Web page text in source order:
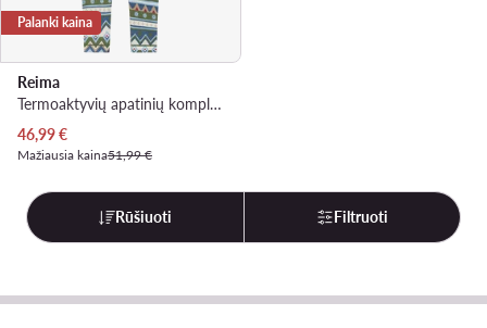
Palanki kaina
Reima
Termoaktyvių apatinių komplektas · Spalvota
Dabartinė kaina
46,99€
Mažiausia kaina51,99 €
Rūšiuoti Filtruoti